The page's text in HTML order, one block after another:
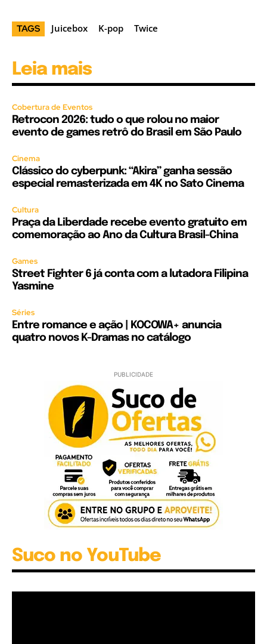
TAGS Juicebox K-pop Twice
Leia mais
Cobertura de Eventos
Retrocon 2026: tudo o que rolou no maior
evento de games retrô do Brasil em São Paulo
Cinema
Clássico do cyberpunk: “Akira” ganha sessão
especial remasterizada em 4K no Sato Cinema
Cultura
Praça da Liberdade recebe evento gratuito em
comemoração ao Ano da Cultura Brasil-China
Games
Street Fighter 6 já conta com a lutadora Filipina
Yasmine
Séries
Entre romance e ação | KOCOWA+ anuncia
quatro novos K-Dramas no catálogo
PUBLICIDADE
Suco no YouTube